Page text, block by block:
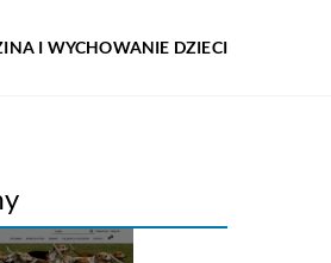
I WYCHOWANIE DZIECI